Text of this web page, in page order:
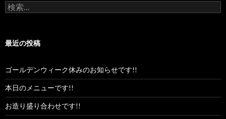
検
索:
最近の投稿
ゴールデンウィーク休みのお知らせです!!
本日のメニューです!!
お造り盛り合わせです!!